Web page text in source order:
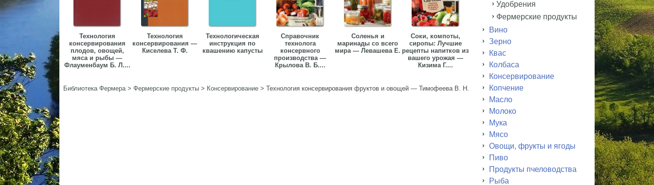
Технология
консервирования
плодов, овощей,
мяса и рыбы —
Флауменбаум Б. Л....
Технология
консервирования —
Киселева Т. Ф.
Технологическая
инструкция по
квашению капусты
Справочник
технолога
консервного
производства —
Крылова В. Б....
Соленья и
маринады со всего
мира — Левашева Е.
Соки, компоты,
сиропы: Лучшие
рецепты напитков из
вашего урожая —
Кизима Г....
Библиотека Фермера> Фермерские продукты > Консервирование > Технология консервирования фруктов и овощей — Тимофеева В. Н.
Удобрения
Фермерские продукты
Вино
Зерно
Квас
Колбаса
Консервирование
Копчение
Масло
Молоко
Мука
Мясо
Овощи, фрукты и ягоды
Пиво
Продукты пчеловодства
Рыба